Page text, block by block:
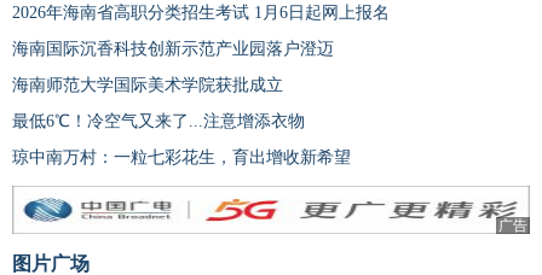
2026年海南省高职分类招生考试 1月6日起网上报名
海南国际沉香科技创新示范产业园落户澄迈
海南师范大学国际美术学院获批成立
最低6℃！冷空气又来了...注意增添衣物
琼中南万村：一粒七彩花生，育出增收新希望
广告
图片广场